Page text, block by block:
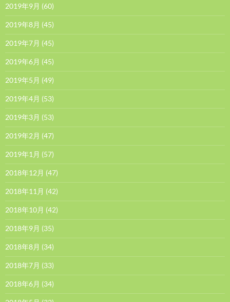
2019年9月 (60)
2019年8月 (45)
2019年7月 (45)
2019年6月 (45)
2019年5月 (49)
2019年4月 (53)
2019年3月 (53)
2019年2月 (47)
2019年1月 (57)
2018年12月 (47)
2018年11月 (42)
2018年10月 (42)
2018年9月 (35)
2018年8月 (34)
2018年7月 (33)
2018年6月 (34)